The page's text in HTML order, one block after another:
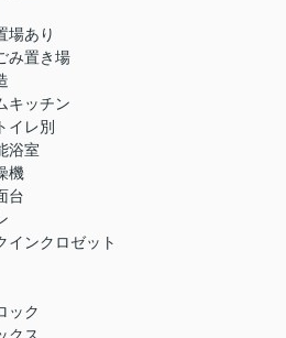
場あり
み置き場
キッチン
イレ別
浴室
機
台
インクロゼット
ック